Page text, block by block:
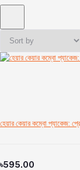
হেয়ার কেয়ার কম্বো প্যাকেজ:
৳595.00